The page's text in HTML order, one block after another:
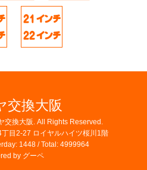
交換大阪
交換大阪 . All Rights Reserved.
目2-27 ロイヤルハイツ桜川1階
1448/ Total: 4999964
by グーペ